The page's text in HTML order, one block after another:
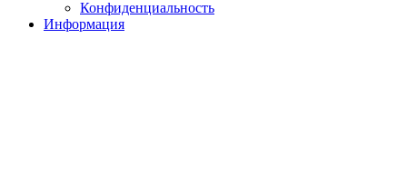
Конфиденциальность
Информация